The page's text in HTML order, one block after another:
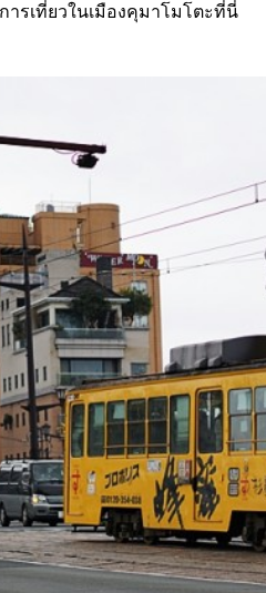
รเที่ยวในเมืองคุมาโมโตะที่นี่